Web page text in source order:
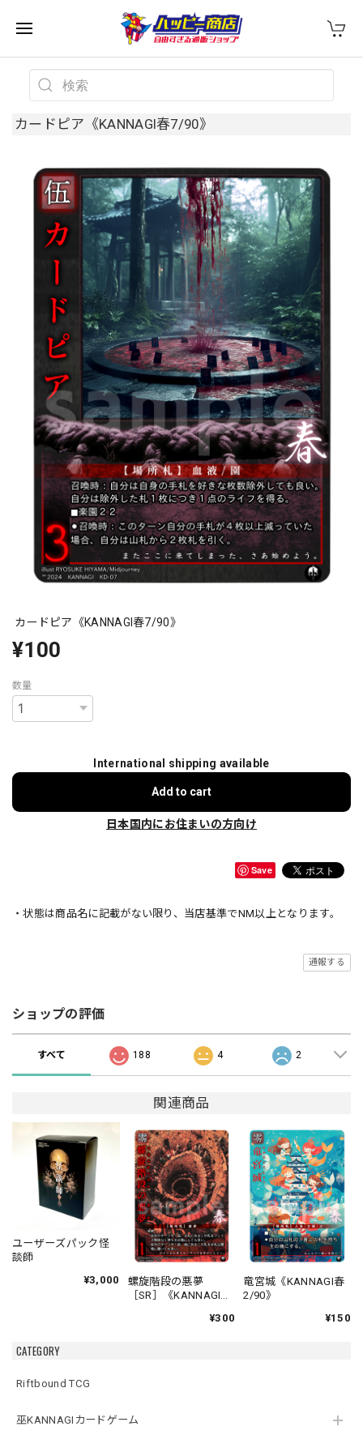
CATEGORY
Riftbound TCG
巫KANNAGIカードゲーム
カードピア《KANNAGI春7/90》
カードピア《KANNAGI春7/90》
¥100
数量
International shipping available
Add to cart
日本国内にお住まいの方向け
Save
・状態は商品名に記載がない限り、当店基準でNM以上となります。
通報する
ショップの評価
すべて 188 4 2
関連商品
ユーザーズパック怪
談師
¥3,000
螺旋階段の悪夢
［SR］《KANNAGI春
¥300
竜宮城《KANNAGI春
2/90》
¥150